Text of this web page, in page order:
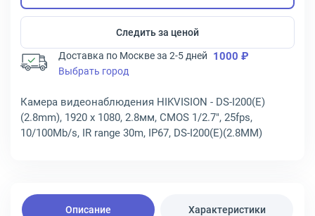
Следить за ценой
Доставка по Москве за 2-5 дней 1000 ₽
Выбрать город
Камера видеонаблюдения HIKVISION - DS-I200(E)
(2.8mm), 1920 x 1080, 2.8мм, CMOS 1/2.7", 25fps,
10/100Mb/s, IR range 30m, IP67, DS-I200(E)(2.8MM)
Описание Характеристики